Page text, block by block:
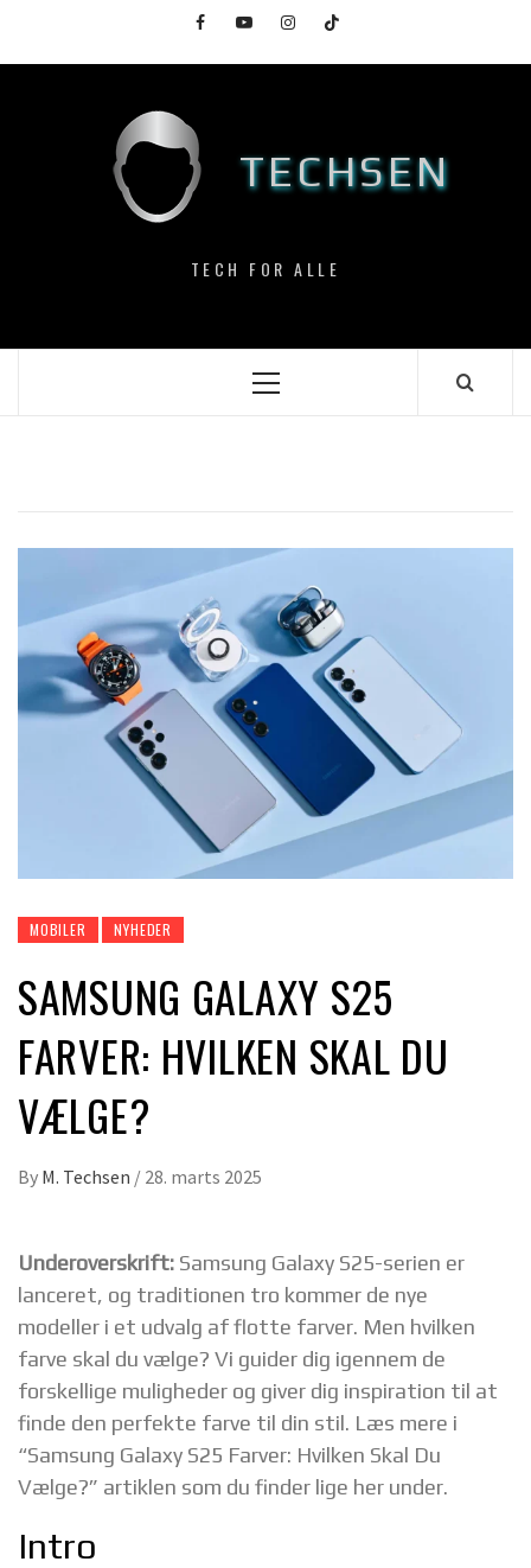
content
FacebookYouTubeInstagramTikTok
TECHSEN
TECH FOR ALLE
Primary
MOBILER NYHEDER
SAMSUNG GALAXY S25
FARVER: HVILKEN SKAL DU
VÆLGE?
By M. Techsen / 28. marts 2025
Underoverskrift: Samsung Galaxy S25-serien er
lanceret, og traditionen tro kommer de nye
modeller i et udvalg af flotte farver. Men hvilken
farve skal du vælge? Vi guider dig igennem de
forskellige muligheder og giver dig inspiration til at
finde den perfekte farve til din stil. Læs mere i
“Samsung Galaxy S25 Farver: Hvilken Skal Du
Vælge?” artiklen som du finder lige her under.
Intro